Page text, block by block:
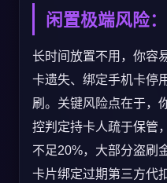
闲置极端风险
长时间放置不用，你容
卡遗失、绑定手机卡停
刷。关键风险点在于，
控判定持卡人疏于保管
不足20%，大部分盗刷
卡片绑定过期第三方代